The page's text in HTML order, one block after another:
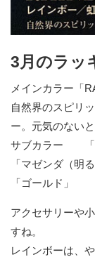
3月のラッ
メインカラー「
自然界のスピリ
ー。元気のない
サブカラー 「
「マゼンダ（明
「ゴールド」
アクセサリーや
すね。
レインボーは、